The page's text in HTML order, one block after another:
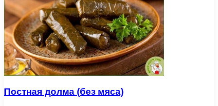
Постная долма (без мяса)